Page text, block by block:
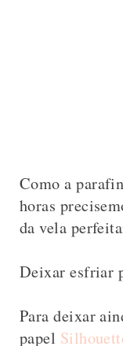
Como a
horas
da vela
Deixar esfriar
Para deixar
papel